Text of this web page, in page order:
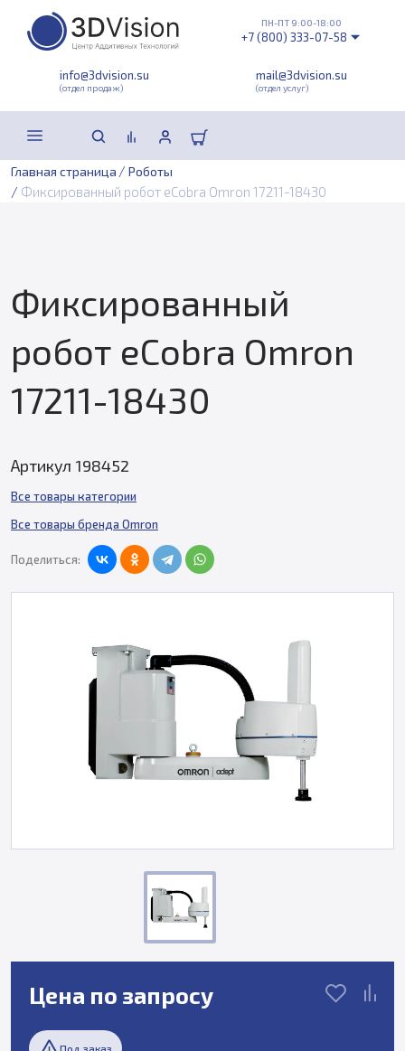
info@3dvision.su
(отдел продаж)
mail@3dvision.su
(отдел услуг)
ПН-ПТ 9:00-18:00
+7 (800) 333-07-58
Главная страница / Роботы
/ Фиксированный робот eCobra Omron 17211-18430
Фиксированный
робот eCobra Omron
17211-18430
Артикул 198452
Все товары категории
Все товары бренда Omron
Поделиться:
Цена по запросу
Под заказ